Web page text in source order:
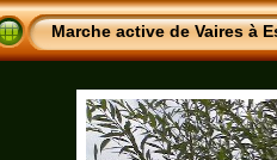
Marche active de Vaires à